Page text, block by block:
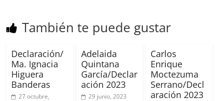
También te puede gustar
Declaración/
Ma. Ignacia
Higuera
Banderas
27 octubre,
Adelaida
Quintana
García/Declar
ación 2023
29 junio, 2023
Carlos
Enrique
Moctezuma
Serrano/Decl
aración 2023